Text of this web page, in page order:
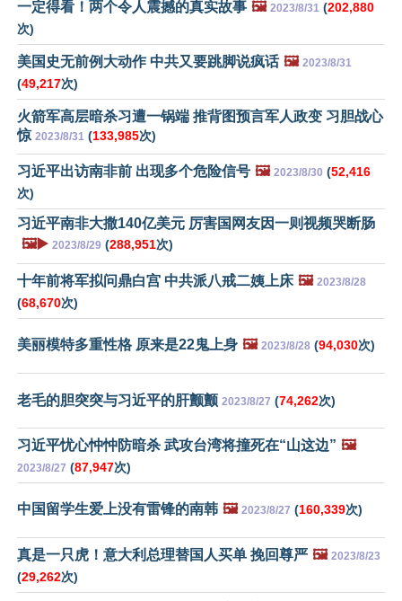
一定得看！两个令人震撼的真实故事 🖼️ 2023/8/31 (202,880
次)
美国史无前例大动作 中共又要跳脚说疯话 🖼️ 2023/8/31
(49,217次)
火箭军高层暗杀习遭一锅端 推背图预言军人政变 习胆战心
惊 2023/8/31 (133,985次)
习近平出访南非前 出现多个危险信号 🖼️ 2023/8/30 (52,416
次)
习近平南非大撒140亿美元 厉害国网友因一则视频哭断肠
🖼️▶️ 2023/8/29 (288,951次)
十年前将军拟问鼎白宫 中共派八戒二姨上床 🖼️ 2023/8/28
(68,670次)
美丽模特多重性格 原来是22鬼上身 🖼️ 2023/8/28 (94,030次)
老毛的胆突突与习近平的肝颤颤 2023/8/27 (74,262次)
习近平忧心忡忡防暗杀 武攻台湾将撞死在“山这边” 🖼️
2023/8/27 (87,947次)
中国留学生爱上没有雷锋的南韩 🖼️ 2023/8/27 (160,339次)
真是一只虎！意大利总理替国人买单 挽回尊严 🖼️ 2023/8/23
(29,262次)